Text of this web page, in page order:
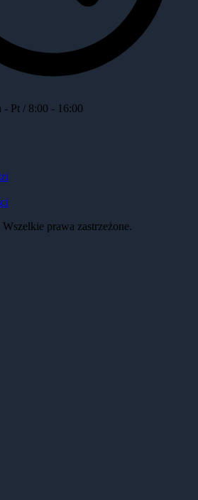
- Pt / 8:00 - 16:00
prawa zastrzeżone.